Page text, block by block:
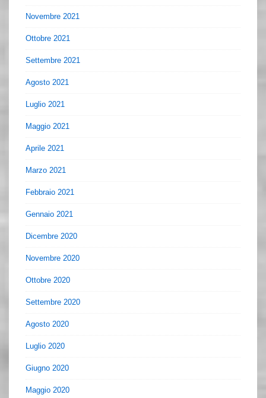
Novembre 2021
Ottobre 2021
Settembre 2021
Agosto 2021
Luglio 2021
Maggio 2021
Aprile 2021
Marzo 2021
Febbraio 2021
Gennaio 2021
Dicembre 2020
Novembre 2020
Ottobre 2020
Settembre 2020
Agosto 2020
Luglio 2020
Giugno 2020
Maggio 2020